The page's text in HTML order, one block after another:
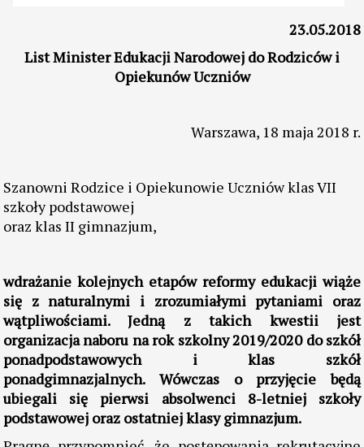
23.05.2018
List Minister Edukacji Narodowej do Rodziców i
Opiekunów Uczniów
Warszawa, 18 maja 2018 r.
Szanowni Rodzice i Opiekunowie Uczniów klas VII
szkoły podstawowej
oraz klas II gimnazjum,
wdrażanie kolejnych etapów reformy edukacji wiąże
się z naturalnymi i zrozumiałymi pytaniami oraz
wątpliwościami. Jedną z takich kwestii jest
organizacja naboru na rok szkolny 2019/2020 do szkół
ponadpodstawowych i klas szkół
ponadgimnazjalnych. Wówczas o przyjęcie będą
ubiegali się pierwsi absolwenci 8-letniej szkoły
podstawowej oraz ostatniej klasy gimnazjum.